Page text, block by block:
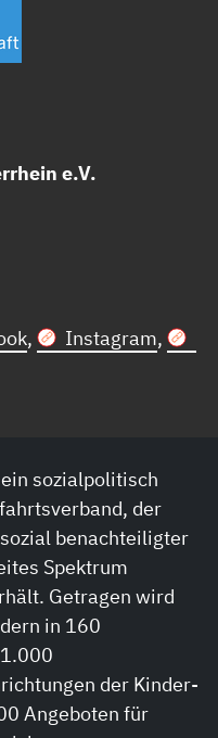
e.V.
, Instagram,
sozialpolitisch
der
benachteiligter
Spektrum
Getragen wird
in 160
der Kinder-
Angeboten für